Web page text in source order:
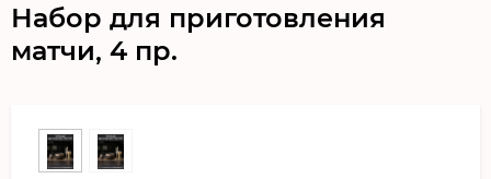
Набор для приготовления
матчи, 4 пр.